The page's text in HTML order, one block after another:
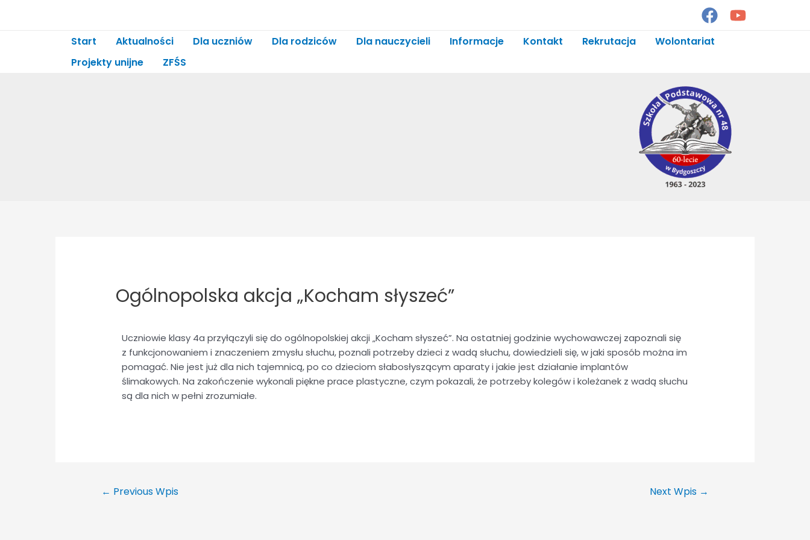
Start Aktualności Dla uczniów Dla rodziców Dla nauczycieli Informacje Kontakt Rekrutacja
Wolontariat
Projekty unijne
ZFŚS
Ogólnopolska akcja „Kocham słyszeć”
Uczniowie klasy 4a przyłączyli się do ogólnopolskiej akcji „Kocham słyszeć”. Na ostatniej godzinie wychowawczej zapoznali się
z funkcjonowaniem i znaczeniem zmysłu słuchu, poznali potrzeby dzieci z wadą słuchu, dowiedzieli się, w jaki sposób można im
pomagać. Nie jest już dla nich tajemnicą, po co dzieciom słabosłyszącym aparaty i jakie jest działanie implantów
ślimakowych. Na zakończenie wykonali piękne prace plastyczne, czym pokazali, że potrzeby kolegów i koleżanek z wadą słuchu
są dla nich w pełni zrozumiałe.
← Previous Wpis Next Wpis →